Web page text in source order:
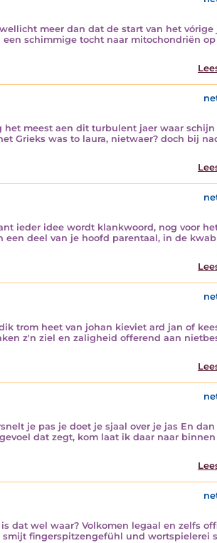
meer dan dat de start van het vórige
schimmige tocht naar mitochondriën op
meest aen dit turbulent jaer waar schijn
Grieks was to laura, nietwaer? doch bij
ieder idee wordt klankwoord, nog voor
deel van je hoofd parentaal, in de kwab
trom heet van johan kieviet ard jan of
z'n ziel en zaligheid offerend aan
je pas je doet je sjaal over je jas En dan
dat zegt, kom laat ik daar naar binnen
dat wel waar? Volkomen legaal en zelfs
fingerspitzengefühl und wortspielerei